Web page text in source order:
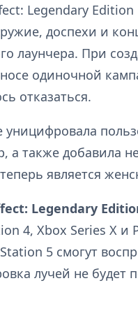
Legendary
доспехи и
лаунчера. При
одиночной
отказаться.
уницифровала
а также добавила
является
Legendary
4, Xbox Series X и
5 смогут
лучей не